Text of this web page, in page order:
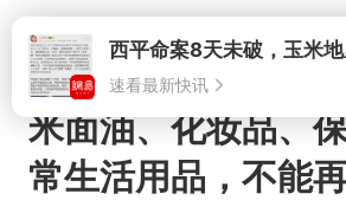
速看最新快讯
米面油、化妆品、
常生活用品，不能